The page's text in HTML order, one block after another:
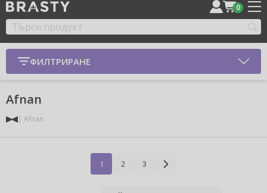
0
ФИЛТРИРАНЕ
Afnan
Afnan
1 2 3